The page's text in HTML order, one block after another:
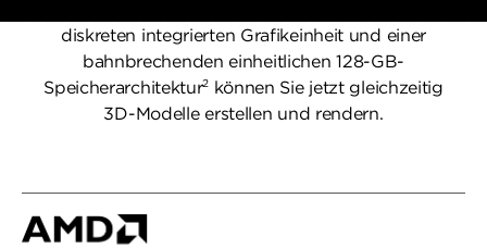
diskreten integrierten Grafikeinheit und einer
bahnbrechenden einheitlichen 128-GB-
Speicherarchitektur2können Sie jetzt gleichzeitig
3D-Modelle erstellen und rendern.